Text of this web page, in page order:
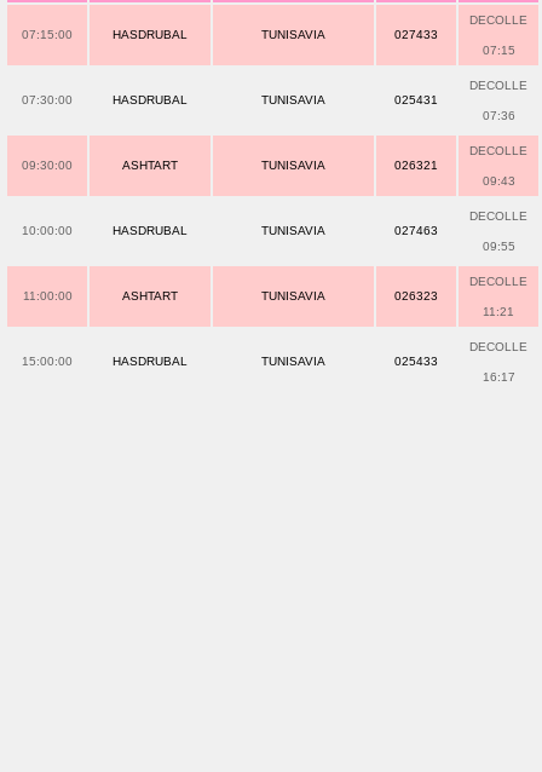
07:15:00 HASDRUBAL TUNISAVIA 027433
DECOLLE
07:15
07:30:00 HASDRUBAL TUNISAVIA 025431
DECOLLE
07:36
09:30:00 ASHTART TUNISAVIA 026321
DECOLLE
09:43
10:00:00 HASDRUBAL TUNISAVIA 027463
DECOLLE
09:55
11:00:00 ASHTART TUNISAVIA 026323
DECOLLE
11:21
15:00:00 HASDRUBAL TUNISAVIA 025433
DECOLLE
16:17